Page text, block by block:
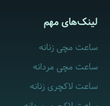
لینک‌های مهم
ساعت مچی زنانه
ساعت مچی مردانه
ساعت لاکچری زنانه